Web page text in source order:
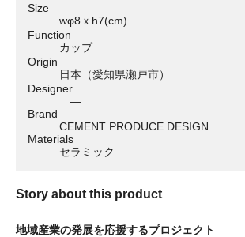
Size
wφ8ｘh7(cm)
Function
カップ
Origin
日本（愛知県瀬戸市）
Designer
―
Brand
CEMENT PRODUCE DESIGN
Materials
セラミック
Story about this product
地域産業の発展を応援するプロジェクト